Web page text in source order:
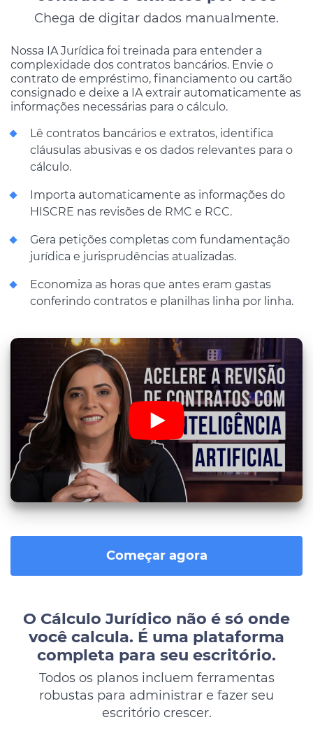
Chega de digitar dados manualmente.
Nossa IA Jurídica foi treinada para entender a
complexidade dos contratos bancários. Envie o
contrato de empréstimo, financiamento ou cartão
consignado e deixe a IA extrair automaticamente as
informações necessárias para o cálculo.
Lê contratos bancários e extratos, identifica
cláusulas abusivas e os dados relevantes para o
cálculo.
Importa automaticamente as informações do
HISCRE nas revisões de RMC e RCC.
Gera petições completas com fundamentação
jurídica e jurisprudências atualizadas.
Economiza as horas que antes eram gastas
conferindo contratos e planilhas linha por linha.
Começar agora
O Cálculo Jurídico não é só onde
você calcula. É uma plataforma
completa para seu escritório.
Todos os planos incluem ferramentas
robustas para administrar e fazer seu
escritório crescer.